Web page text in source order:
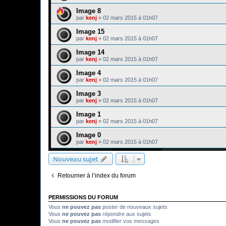
Image 8
par kenj » 02 mars 2015 à 01h07
Image 15
par kenj » 02 mars 2015 à 01h07
Image 14
par kenj » 02 mars 2015 à 01h07
Image 4
par kenj » 02 mars 2015 à 01h07
Image 3
par kenj » 02 mars 2015 à 01h07
Image 1
par kenj » 02 mars 2015 à 01h07
Image 0
par kenj » 02 mars 2015 à 01h07
Nouveau sujet
Retourner à l’index du forum
PERMISSIONS DU FORUM
Vous ne pouvez pas poster de nouveaux sujets
Vous ne pouvez pas répondre aux sujets
Vous ne pouvez pas modifier vos messages